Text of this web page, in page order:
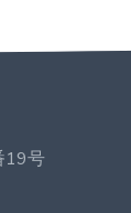
19号